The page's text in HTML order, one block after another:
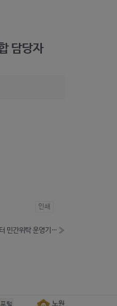
담당자
인쇄
[성북구청 여성가족과] 성북구 우리동네 키움센터 민간위탁 운영기관 모집 재공고 (-11.13) »